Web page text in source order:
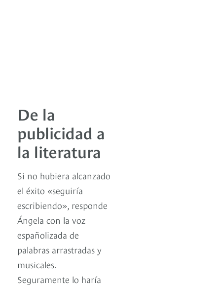
De la
publicidad a
la literatura
Si no hubiera alcanzado
el éxito «seguiría
escribiendo», responde
Ángela con la voz
españolizada de
palabras arrastradas y
musicales.
Seguramente lo haría